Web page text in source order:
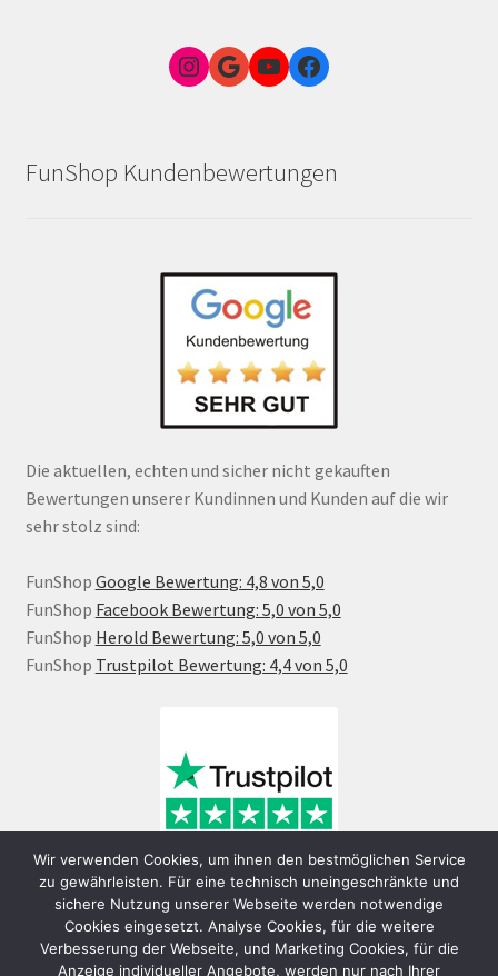
Instagram
Google Link zum FunShop WienYouTubeFacebook
FunShop Kundenbewertungen
Die aktuellen, echten und sicher nicht gekauften
Bewertungen unserer Kundinnen und Kunden auf die wir
sehr stolz sind:
FunShop Google Bewertung: 4,8 von 5,0
FunShop Facebook Bewertung: 5,0 von 5,0
FunShop Herold Bewertung: 5,0 von 5,0
FunShop Trustpilot Bewertung: 4,4 von 5,0
Wir verwenden Cookies, um ihnen den bestmöglichen Service
zu gewährleisten. Für eine technisch uneingeschränkte und
sichere Nutzung unserer Webseite werden notwendige
Cookies eingesetzt. Analyse Cookies, für die weitere
Verbesserung der Webseite, und Marketing Cookies, für die
Anzeige individueller Angebote, werden nur nach Ihrer